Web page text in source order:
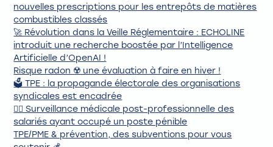
nouvelles prescriptions pour les entrepôts de matières
combustibles classés
🚀 Révolution dans la Veille Réglementaire : ECHOLINE
introduit une recherche boostée par l’Intelligence
Artificielle d’OpenAI !
Risque radon ☢️ une évaluation à faire en hiver !
🗳️ TPE : la propagande électorale des organisations
syndicales est encadrée
🧑‍⚕️ Surveillance médicale post-professionnelle des
salariés ayant occupé un poste pénible
TPE/PME & prévention, des subventions pour vous